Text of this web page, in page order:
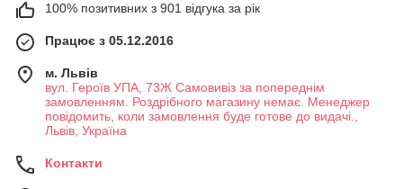
100% позитивних з 901 відгука за рік
Працює з 05.12.2016
м. Львів
вул. Героїв УПА, 73Ж Самовивіз за попереднім
замовленням. Роздрібного магазину немає. Менеджер
повідомить, коли замовлення буде готове до видачі.,
Львів, Україна
Контакти